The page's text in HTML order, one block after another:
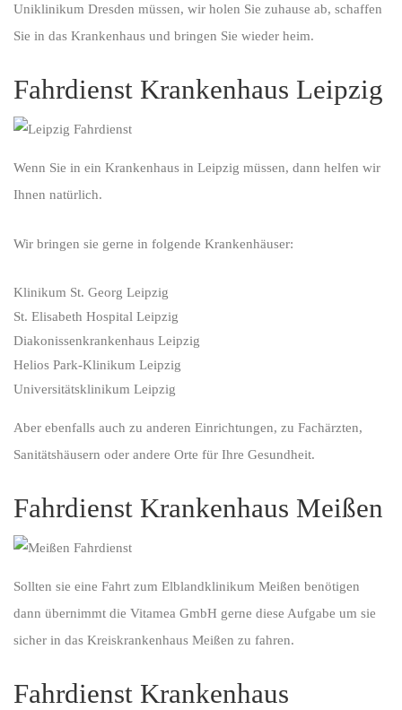
Uniklinikum Dresden müssen, wir holen Sie zuhause ab, schaffen
Sie in das Krankenhaus und bringen Sie wieder heim.
Fahrdienst Krankenhaus Leipzig
Wenn Sie in ein Krankenhaus in Leipzig müssen, dann helfen wir
Ihnen natürlich.
Wir bringen sie gerne in folgende Krankenhäuser:
Klinikum St. Georg Leipzig
St. Elisabeth Hospital Leipzig
Diakonissenkrankenhaus Leipzig
Helios Park-Klinikum Leipzig
Universitätsklinikum Leipzig
Aber ebenfalls auch zu anderen Einrichtungen, zu Fachärzten,
Sanitätshäusern oder andere Orte für Ihre Gesundheit.
Fahrdienst Krankenhaus Meißen
Sollten sie eine Fahrt zum Elblandklinikum Meißen benötigen
dann übernimmt die Vitamea GmbH gerne diese Aufgabe um sie
sicher in das Kreiskrankenhaus Meißen zu fahren.
Fahrdienst Krankenhaus